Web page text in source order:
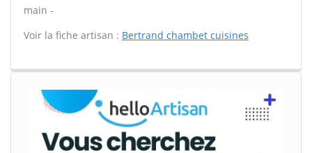
main -
Voir la fiche artisan : Bertrand chambet cuisines